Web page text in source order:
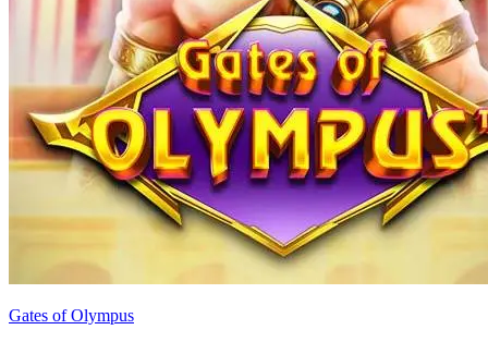
Gates of Olympus